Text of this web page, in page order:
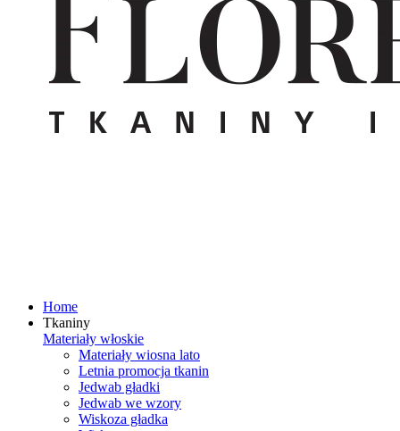
Home
Tkaniny
Materiały włoskie
Materiały wiosna lato
Letnia promocja tkanin
Jedwab gładki
Jedwab we wzory
Wiskoza gładka